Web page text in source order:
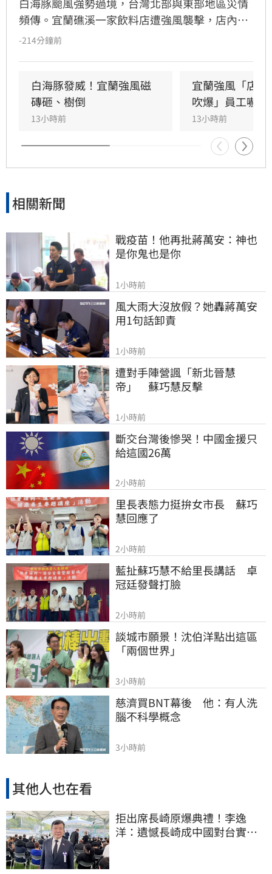
白海豚颱風強勢過境，台灣北部與東部地區災情
頻傳。宜蘭礁溪一家飲料店遭強風襲擊，店內玻
璃門瞬間碎裂，店員飽受驚嚇，目前只能先以木
浪花吞沒跌倒，驚險畫面曝光引發網友撻伐。海
巡署對此嚴正呼籲，颱風期間切勿闖入警戒區，
違者最高可處25萬元罰鍰。
-214分鐘前
白海豚發威！宜蘭強風磁
磚砸、樹倒
13小時前
宜蘭強風「店
吹爆」員工嚇抱
13小時前
相關新聞
戰疫苗！他再批蔣萬安：神也
是你鬼也是你
1小時前
風大雨大沒放假？她轟蔣萬安
用1句話卸責
1小時前
遭對手陣營諷「新北晉慧
帝」　蘇巧慧反擊
1小時前
斷交台灣後慘哭！中國金援只
給這國26萬
2小時前
里長表態力挺拚女市長　蘇巧
慧回應了
2小時前
藍扯蘇巧慧不給里長講話　卓
冠廷發聲打臉
2小時前
談城市願景！沈伯洋點出這區
「兩個世界」
3小時前
慈濟買BNT幕後　他：有人洗
腦不科學概念
3小時前
其他人也在看
拒出席長崎原爆典禮！李逸
洋：遺憾長崎成中國對台實施